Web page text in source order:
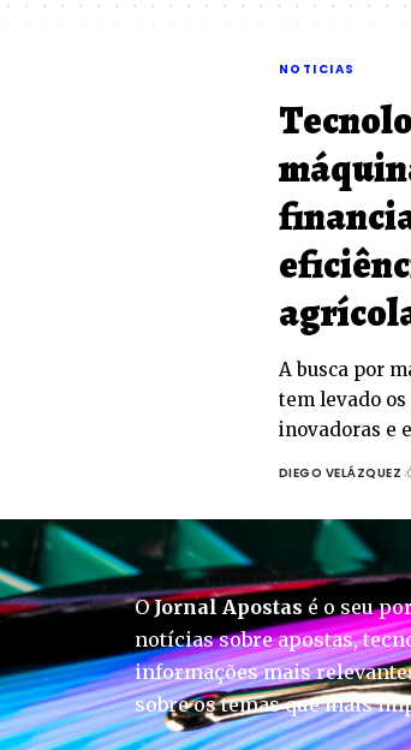
NOTICIAS
A busca por
tem levado
inovadoras e
DIEGO VELÁZQUEZ
OJornal Apostas é o seu
notícias sobre apostas,
informações mais
sobre os temas que mais